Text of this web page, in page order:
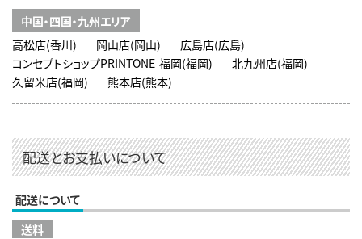
中国・四国・九州エリア
高松店(香川)
岡山店(岡山)
広島店(広島)
コンセプトショップPRINTONE-福岡(福岡)
北九州店(福岡)
久留米店(福岡)
熊本店(熊本)
配送とお支払いについて
配送について
送料